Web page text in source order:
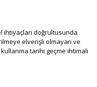
ihtiyaçları doğrultusunda
elverişli olmayan ve
tarihi geçme ihtimali